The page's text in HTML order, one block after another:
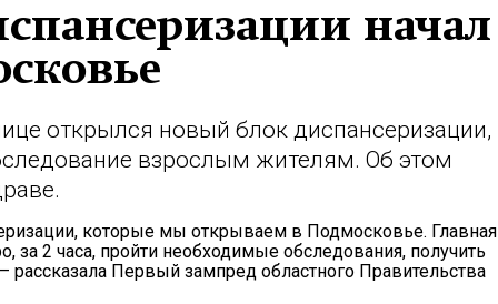
начал
открылся новый блок диспансеризации,
взрослым жителям. Об этом
которые мы открываем в Подмосковье. Главная
за 2 часа, пройти необходимые обследования, получить
Первый зампред областного Правительства